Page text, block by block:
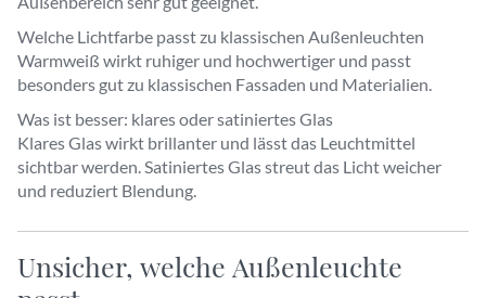
Welche Lichtfarbe passt zu klassischen Außenleuchten
Warmweiß wirkt ruhiger und hochwertiger und passt
besonders gut zu klassischen Fassaden und Materialien.
Was ist besser: klares oder satiniertes Glas
Klares Glas wirkt brillanter und lässt das Leuchtmittel
sichtbar werden. Satiniertes Glas streut das Licht weicher
und reduziert Blendung.
Unsicher, welche Außenleuchte